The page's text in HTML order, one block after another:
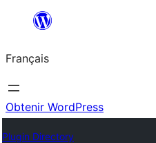
contenu
Français
Obtenir WordPress
Plugin Directory